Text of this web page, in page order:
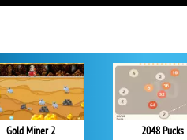
Gold Miner 2 2048 Pucks